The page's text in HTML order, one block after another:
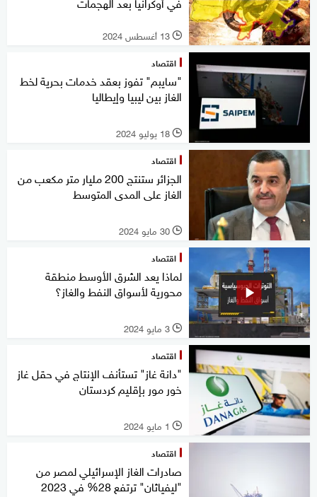
l 13 أغسطس 2024
اقتصاد
"سايبم" تفوز بعقد خدمات بحرية لخط
الغاز بين ليبيا وإيطاليا
l 18 يوليو 2024
اقتصاد
الجزائر ستنتج 200 مليار متر مكعب من
الغاز على المدى المتوسط
l 30 مايو 2024
اقتصاد
لماذا يعد الشرق الأوسط منطقة
محورية لأسواق النفط والغاز؟
l 3 مايو 2024
اقتصاد
"دانة غاز" تستأنف الإنتاج في حقل غاز
خور مور بإقليم كردستان
l 1 مايو 2024
اقتصاد
صادرات الغاز الإسرائيلي لمصر من
"ليفياثان" ترتفع 28% في 2023